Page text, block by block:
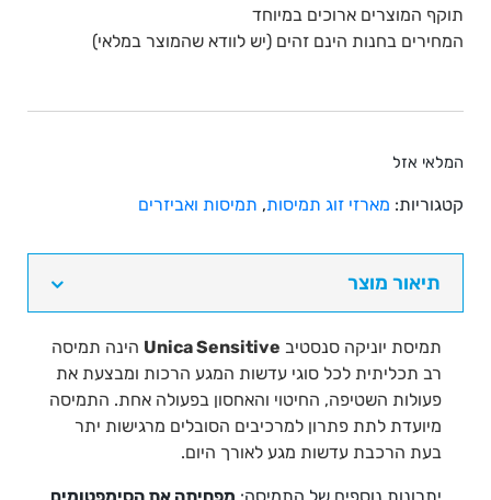
תוקף המוצרים ארוכים במיוחד
המחירים בחנות הינם זהים (יש לוודא שהמוצר במלאי)
המלאי אזל
קטגוריות: מארזי זוג תמיסות, תמיסות ואביזרים
תיאור מוצר
תמיסת יוניקה סנסטיב Unica Sensitive הינה תמיסה
רב תכליתית לכל סוגי עדשות המגע הרכות ומבצעת את
פעולות השטיפה, החיטוי והאחסון בפעולה אחת. התמיסה
מיועדת לתת פתרון למרכיבים הסובלים מרגישות יתר
בעת הרכבת עדשות מגע לאורך היום.